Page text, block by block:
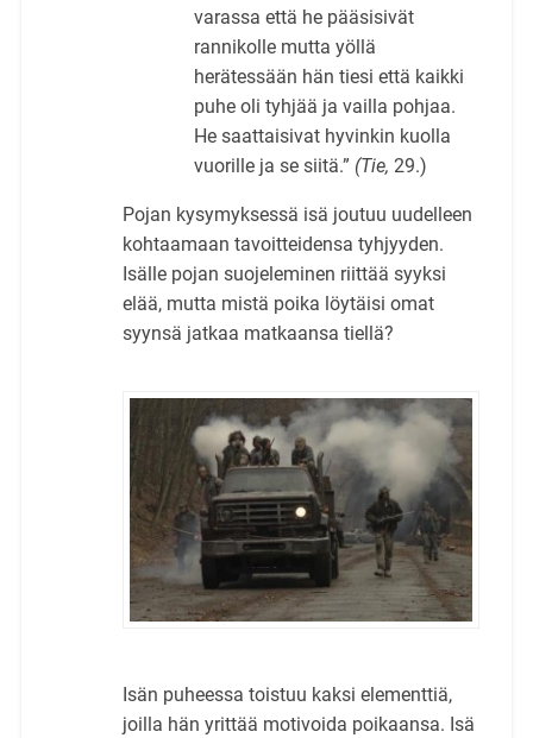
varassa että he pääsisivät
rannikolle mutta yöllä
herätessään hän tiesi että kaikki
puhe oli tyhjää ja vailla pohjaa.
He saattaisivat hyvinkin kuolla
vuorille ja se siitä.” (Tie, 29.)
Pojan kysymyksessä isä joutuu uudelleen
kohtaamaan tavoitteidensa tyhjyyden.
Isälle pojan suojeleminen riittää syyksi
elää, mutta mistä poika löytäisi omat
syynsä jatkaa matkaansa tiellä?
Isän puheessa toistuu kaksi elementtiä,
joilla hän yrittää motivoida poikaansa. Isä